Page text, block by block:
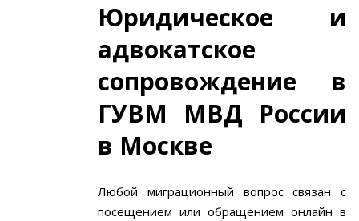
Юридическое и
адвокатское
сопровождение в
ГУВМ МВД России
в Москве
Любой миграционный вопрос связан с
посещением или обращением онлайн в